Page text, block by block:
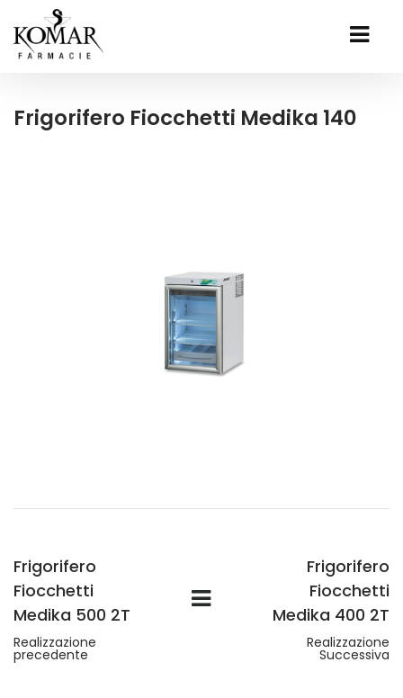
Frigorifero Fiocchetti Medika 140
Frigorifero
Fiocchetti
Medika 500 2T
Realizzazione
precedente
Frigorifero
Fiocchetti
Medika 400 2T
Realizzazione
Successiva